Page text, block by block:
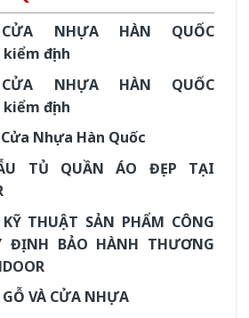
NHỰA HÀN QUỐC
định
NHỰA HÀN QUỐC
định
Nhựa Hàn Quốc
TỦ QUẦN ÁO ĐẸP TẠI
THUẬT SẢN PHẨM CÔNG
ĐỊNH BẢO HÀNH THƯƠNG
VÀ CỬA NHỰA